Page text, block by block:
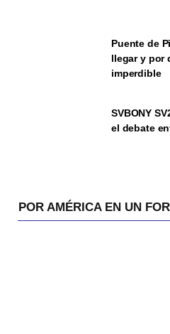
Puente de
llegar y por
imperdible
SVBONY
el debate
POR AMÉRICA EN UN